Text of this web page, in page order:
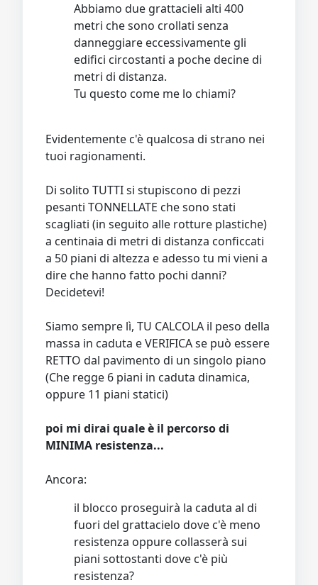
Abbiamo due grattacieli alti 400
metri che sono crollati senza
danneggiare eccessivamente gli
edifici circostanti a poche decine di
metri di distanza.
Tu questo come me lo chiami?
Evidentemente c'è qualcosa di strano nei
tuoi ragionamenti.
Di solito TUTTI si stupiscono di pezzi
pesanti TONNELLATE che sono stati
scagliati (in seguito alle rotture plastiche)
a centinaia di metri di distanza conficcati
a 50 piani di altezza e adesso tu mi vieni a
dire che hanno fatto pochi danni?
Decidetevi!
Siamo sempre lì, TU CALCOLA il peso della
massa in caduta e VERIFICA se può essere
RETTO dal pavimento di un singolo piano
(Che regge 6 piani in caduta dinamica,
oppure 11 piani statici)
poi mi dirai quale è il percorso di
MINIMA resistenza...
Ancora:
il blocco proseguirà la caduta al di
fuori del grattacielo dove c'è meno
resistenza oppure collasserà sui
piani sottostanti dove c'è più
resistenza?